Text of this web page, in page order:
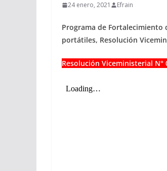
24 enero, 2021 Efrain
Programa de Fortalecimiento
portátiles, Resolución
Resolución Viceministerial N°